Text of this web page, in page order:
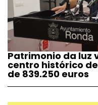
Patrimonio da luz
centro histórico
de 839.250 euros